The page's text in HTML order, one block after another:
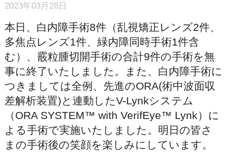
2023年03月28日
本日、白内障手術8件（乱視矯正レンズ2件、
多焦点レンズ1件、緑内障同時手術1件含
む）、霰粒腫切開手術の合計9件の手術を無
事に終了いたしました。また、白内障手術に
つきましては全例、先進のORA(術中波面収
差解析装置)と連動したV-Lynkシステム
（ORA SYSTEM™ with VerifEye™ Lynk）に
よる手術で実施いたしました。明日の皆さ
まの手術後の笑顔を楽しみにしています。